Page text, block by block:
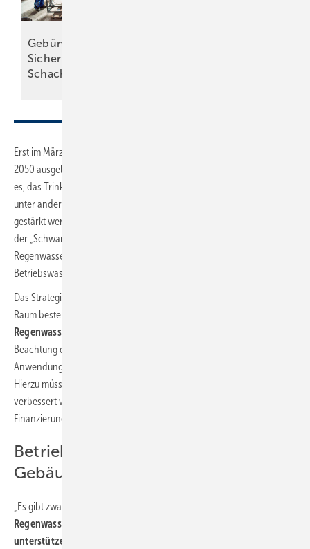
Gebündelte
Sicherheit im
Schacht
Erst im März beschloss die Bundesregierung eine auf den Zeitraum bis
2050 ausgelegte
es, das Trinkwasser in Deutschland langfristig zu sichern. Dafür soll
unter anderem der nachhaltige Umgang mit Wasser in Städten
gestärkt werden. Das beinhaltet neben einer Umsetzung des Konzepts
der „Schwammstadt“ und damit einer verstärkten Integration der
Regenwasserrückhaltung, -speicherung und -nutzung auch die
Betriebswasser- bzw. Grauwassernutzung.
Das Strategiepapier legt auch fest, dass insbesondere im urbanen
Raum bestehende Lösungen zur
Regenwasser und Abwasserteilströmen
Beachtung der hygienischen und ökologischen Aspekte verstärkt in
Anwendung gebracht und neue Lösungen erprobt werden sollten.
Hierzu müssen Hemmnisse beseitigt und Rahmenbedingungen
verbessert werden. Das schließt auch die Prüfung zu
Finanzierungsmöglichkeiten mit ein.
Betriebswassernutzung im
Gebäudebereich kommt
„Es gibt zwar bereits Initiativen und Programme, die den
Regenwassernutzungsanlagen fördern und finanziell
unterstützen